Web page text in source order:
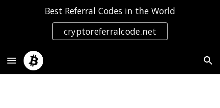
Best Referral Codes in the World
cryptoreferralcode.net